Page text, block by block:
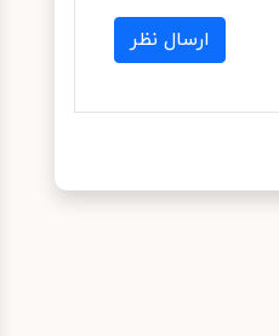
ارسال نظر